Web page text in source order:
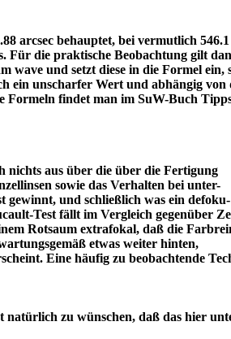
arcsec behauptet, bei vermutlich
Für die praktische Beobachtung gilt
wave und setzt diese in die Formel ein,
ein unscharfer Wert und abhängig von
Formeln findet man im SuW-Buch
nichts aus über die über die Fertigung
sowie das Verhalten bei unter-
gewinnt, und schließlich was ein defoku-
Test fällt im Vergleich gegenüber
Rotsaum extrafokal, daß die
etwas weiter hinten,
Eine häufig zu
natürlich zu wünschen, daß das hier